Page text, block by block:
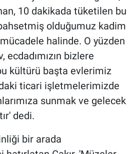
10 dakikada tüketilen bu
olduğumuz kadim
halinde. O yüzden
ecdadımızın bizlere
kültürü başta evlerimiz
ticari işletmelerimizde
sunmak ve gelecek
dedi.
bir arada